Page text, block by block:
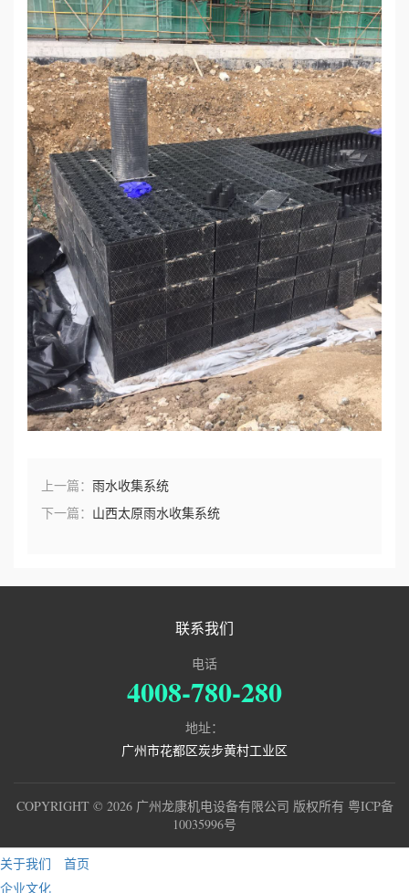
上一篇： 雨水收集系统
下一篇： 山西太原雨水收集系统
联系我们
电话
4008-780-280
地址：
广州市花都区炭步黄村工业区
COPYRIGHT © 2026 广州龙康机电设备有限公司 版权所有 粤ICP备
10035996号
关于我们
企业文化
首页